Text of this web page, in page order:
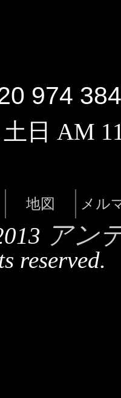
974 384
日 AM
地図 メル
アン
reserved.